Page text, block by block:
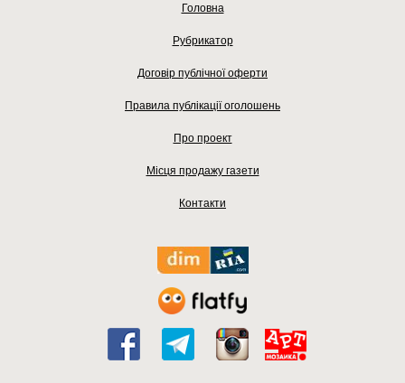
Головна
Рубрикатор
Договір публічної оферти
Правила публікації оголошень
Про проект
Місця продажу газети
Контакти